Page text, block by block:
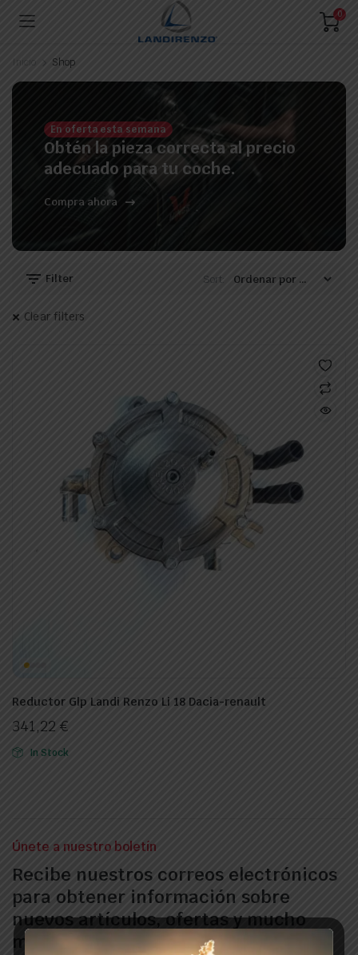
0
Inicio Shop
En oferta esta semana
Obtén la pieza correcta al precio
adecuado para tu coche.
Compra ahora
Filter Sort:
Clear filters
Reductor Glp Landi Renzo Li 18 Dacia-renault
341,22 €
In Stock
Únete a nuestro boletín
Recibe nuestros correos electrónicos
para obtener información sobre
nuevos artículos, ofertas y mucho
más.